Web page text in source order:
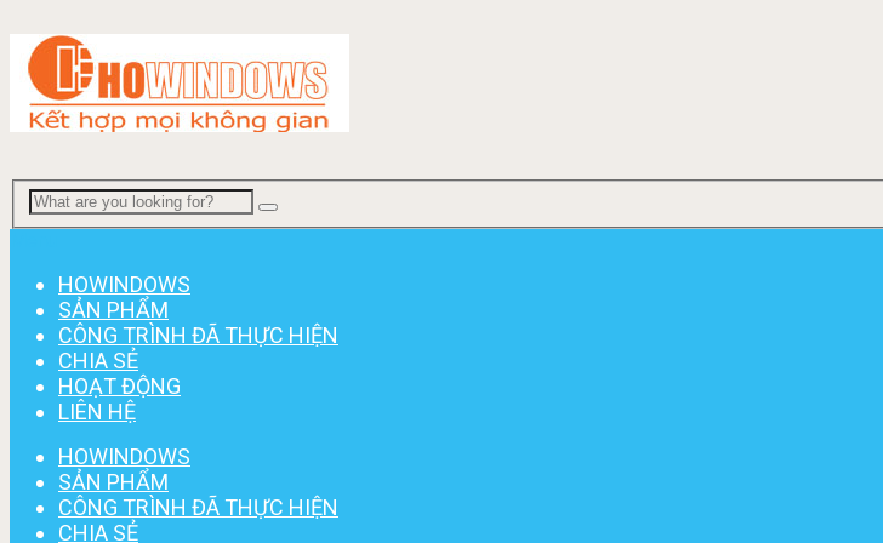
HOWINDOWS
SẢN PHẨM
CÔNG TRÌNH ĐÃ THỰC HIỆN
CHIA SẺ
HOẠT ĐỘNG
LIÊN HỆ
HOWINDOWS
SẢN PHẨM
CÔNG TRÌNH ĐÃ THỰC HIỆN
CHIA SẺ